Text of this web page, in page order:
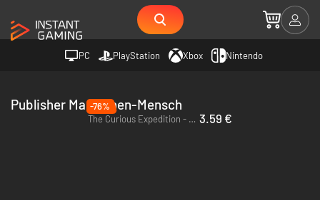
PC PlayStation Xbox Nintendo
Publisher Maschinen-Mensch
-76%
The Curious Expedition - PC & Mac (Steam) 3.59 €